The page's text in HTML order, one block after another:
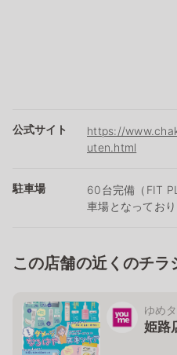
公式サイト
https://
uten.html
駐車場
60台完備（FIT
車場となっており
この店舗の近くのチラ
ゆめ
姫路